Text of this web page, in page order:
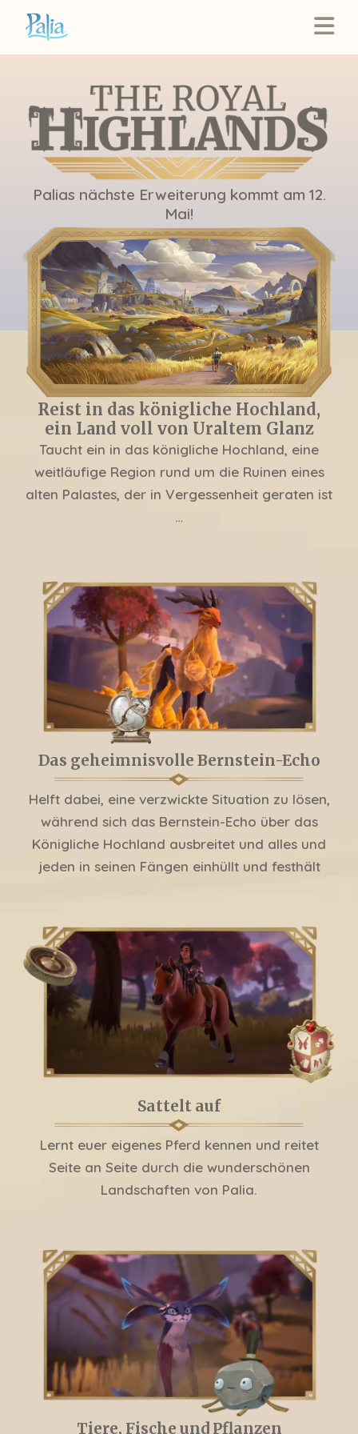
Palias nächste Erweiterung kommt am 12.
Mai!
Reist in das königliche Hochland,
ein Land voll von Uraltem Glanz
Taucht ein in das königliche Hochland, eine
weitläufige Region rund um die Ruinen eines
alten Palastes, der in Vergessenheit geraten ist
…
Das geheimnisvolle Bernstein-Echo
Helft dabei, eine verzwickte Situation zu lösen,
während sich das Bernstein-Echo über das
Königliche Hochland ausbreitet und alles und
jeden in seinen Fängen einhüllt und festhält
Sattelt auf
Lernt euer eigenes Pferd kennen und reitet
Seite an Seite durch die wunderschönen
Landschaften von Palia.
Tiere, Fische und Pflanzen